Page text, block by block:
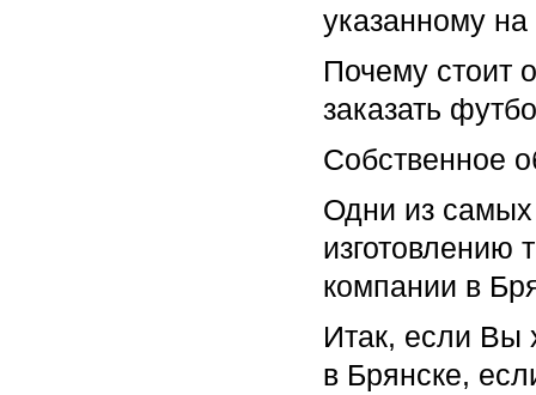
указанному на
Почему стоит
заказать
Собственное
Одни из самых
изготовлению
компании в
Итак, если Вы
в Брянске,